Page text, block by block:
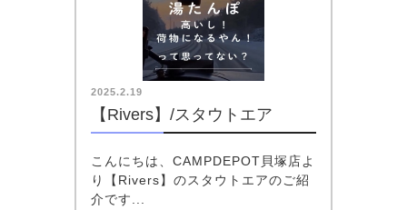
2025.2.19
【Rivers】/スタウトエア
こんにちは、CAMPDEPOT貝塚店よ
り【Rivers】のスタウトエアのご紹
介です...